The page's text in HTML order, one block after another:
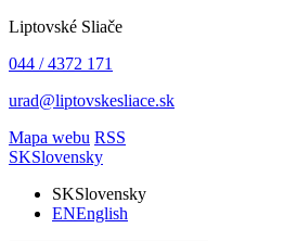
Liptovské Sliače
044 / 4372 171
urad@liptovskesliace.sk
Mapa webu RSS
SKSlovensky
SKSlovensky
ENEnglish